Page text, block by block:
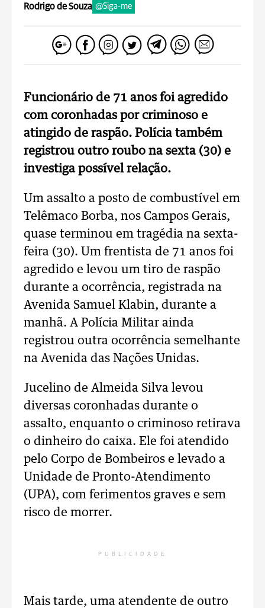
Rodrigo de Souza @Siga-me
Funcionário de 71 anos foi agredido
com coronhadas por criminoso e
atingido de raspão. Polícia também
registrou outro roubo na sexta (30) e
investiga possível relação.
Um assalto a posto de combustível em
Telêmaco Borba, nos Campos Gerais,
quase terminou em tragédia na sexta-
feira (30). Um frentista de 71 anos foi
agredido e levou um tiro de raspão
durante a ocorrência, registrada na
Avenida Samuel Klabin, durante a
manhã. A Polícia Militar ainda
registrou outra ocorrência semelhante
na Avenida das Nações Unidas.
Jucelino de Almeida Silva levou
diversas coronhadas durante o
assalto, enquanto o criminoso retirava
o dinheiro do caixa. Ele foi atendido
pelo Corpo de Bombeiros e levado a
Unidade de Pronto-Atendimento
(UPA), com ferimentos graves e sem
risco de morrer.
PUBLICIDADE
Mais tarde, uma atendente de outro